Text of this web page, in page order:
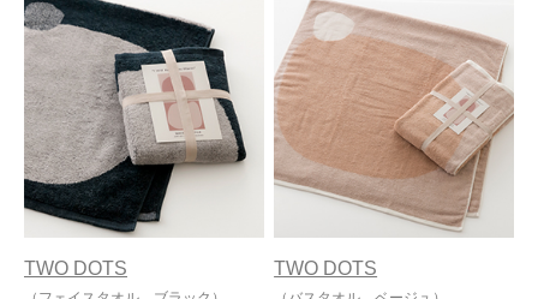
TWO DOTS TWO DOTS